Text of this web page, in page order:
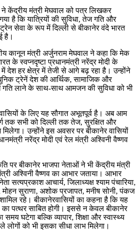
केंद्रीय मंत्री मेघवाल को पत्र लिखकर
है कि यात्रियों की सुविधा, तेज गति और
सेवा के रूप में दिल्ली से बीकानेर वंदे भारत
है।
कानून मंत्री अर्जुनराम मेघवाल ने कहा कि मेक
के स्वप्नदृष्टा प्रधानमंत्री नरेंद्र मोदी के
में देश हर क्षेत्र में तेजी से आगे बढ़ रहा है। उन्होंने
ट्रेनें देश की आर्थिक, सामाजिक और
गति लाने के साथ-साथ आमजन की सुविधा को भी
के लिए यह सौगात अभूतपूर्व है। अब आम
तक सभी को दिल्ली तक तेज, सुरक्षित और
उन्होंने इस अवसर पर बीकानेर वासियों
नरेंद्र मोदी एवं रेल मंत्री अश्विनी वैष्णव
पर बीकानेर भाजपा नेताओं ने भी केंद्रीय मंत्री
अश्विनी वैष्णव का आभार जताया। आभार
सत्यप्रकाश आचार्य, जिलाध्यक्ष श्याम पंचारिया,
सुराणा, अशोक प्रजापत, मनीष सोनी, पंकज
रहे। बीकानेरवासियों का कहना है कि यह
का पत्थर साबित होगी। इससे न केवल बीकानेर
घटेगा बल्कि व्यापार, शिक्षा और स्वास्थ्य
को भी इसका सीधा लाभ मिलेगा।